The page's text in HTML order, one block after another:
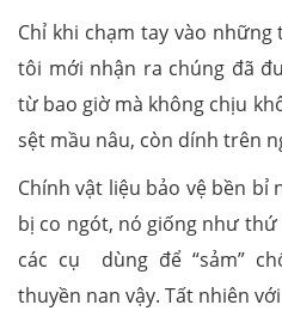
Chỉ khi chạm tay vào
tôi mới nhận ra chúng đã
từ bao giờ mà không chịu
sệt mầu nâu, còn dính trên
Chính vật liệu bảo vệ bền bỉ
bị co ngót, nó giống như
các cụ dùng để “sảm”
thuyền nan vậy. Tất nhiên